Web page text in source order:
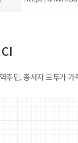
주민, 종사자 모두가